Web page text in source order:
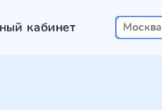
кабинет Москва